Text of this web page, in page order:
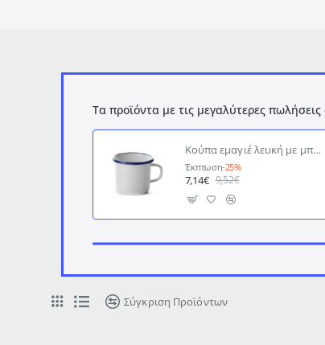
Τα προϊόντα με τις μεγαλύτερες
Κούπα εμαγιέ λευκή με μπλε λεπτομέρεια Φ8εκ. σειρά Blanca 400ml σε παραδοσιακό κομψό ύφος IBILI
Έκπτωση-25%
7,14€ 9,52€
Σύγκριση Προϊόντων